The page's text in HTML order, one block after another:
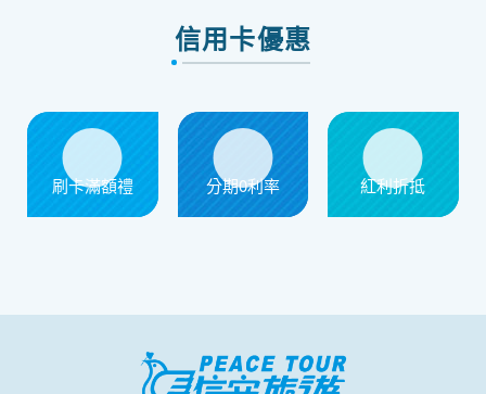
信用卡優惠
刷卡滿額禮 分期0利率 紅利折抵